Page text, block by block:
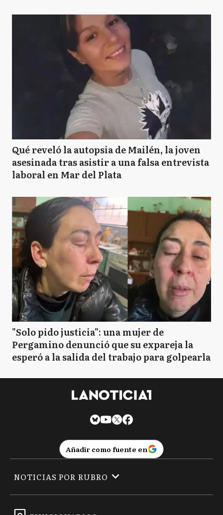
Qué reveló la autopsia de Mailén, la joven
asesinada tras asistir a una falsa entrevista
laboral en Mar del Plata
"Solo pido justicia": una mujer de
Pergamino denunció que su expareja la
esperó a la salida del trabajo para golpearla
Añadir como fuente en
NOTICIAS POR RUBRO